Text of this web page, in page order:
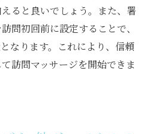
ると良いでしょう。また、署
問初回前に設定することで、
なります。これにより、信頼
訪問マッサージを開始できま